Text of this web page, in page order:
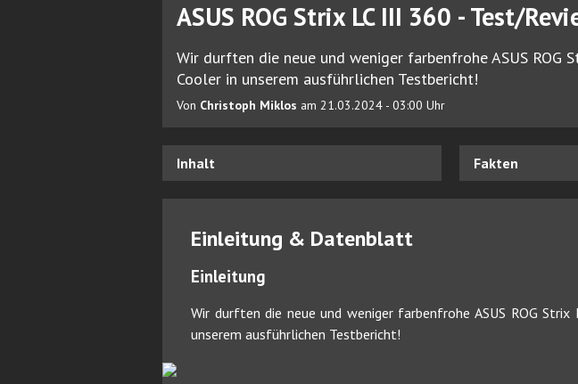
ASUS ROG Strix LC III 360 - Test/
Wir durften die neue und weniger farbenfrohe ASUS ROG
Cooler in unserem ausführlichen Testbericht!
Von Christoph Miklos am 21.03.2024 - 03:00 Uhr
Inhalt Fakten
Einleitung & Datenblatt
Einleitung
Wir durften die neue und weniger farbenfrohe ASUS ROG
unserem ausführlichen Testbericht!